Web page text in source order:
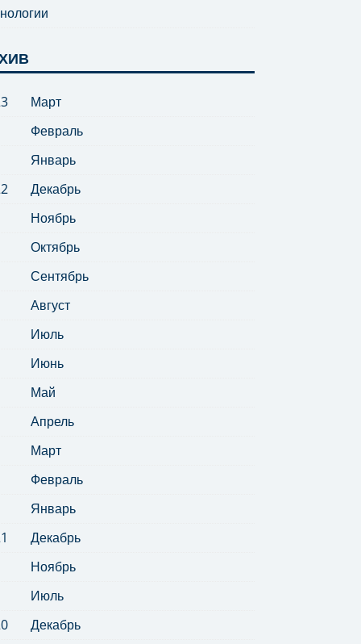
Март
Февраль
Январь
Декабрь
Ноябрь
Октябрь
Сентябрь
Август
Июль
Июнь
Май
Апрель
Март
Февраль
Январь
Декабрь
Ноябрь
Июль
Декабрь